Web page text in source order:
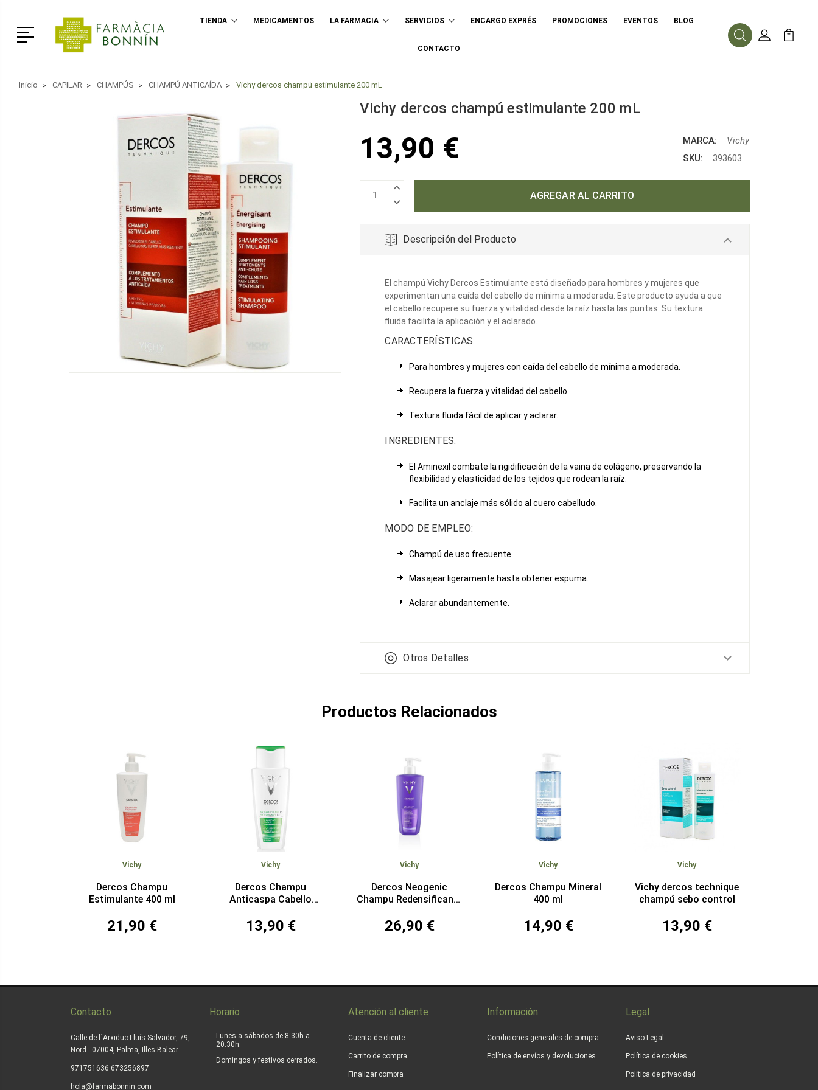
Menú
TIENDA MEDICAMENTOS LA FARMACIA SERVICIOS ENCARGO EXPRÉS PROMOCIONES EVENTOS BLOG
CONTACTO
BuscarMi Cuenta
Mi
Inicio CAPILAR CHAMPÚS CHAMPÚ ANTICAÍDA Vichy dercos champú estimulante 200 mL
Vichy dercos champú estimulante 200 mL
13,90 €
AUMENTAR
DISMINUIR
CANTIDAD:
MARCA:
Vichy
SKU:
393603
Descripción del Producto
El champú Vichy Dercos Estimulante está diseñado para hombres y mujeres que
experimentan una caída del cabello de mínima a moderada. Este producto ayuda a que
el cabello recupere su fuerza y vitalidad desde la raíz hasta las puntas. Su textura
fluida facilita la aplicación y el aclarado.
CARACTERÍSTICAS:
Para hombres y mujeres con caída del cabello de mínima a moderada.
Recupera la fuerza y vitalidad del cabello.
Textura fluida fácil de aplicar y aclarar.
INGREDIENTES:
El Aminexil combate la rigidificación de la vaina de colágeno, preservando la
flexibilidad y elasticidad de los tejidos que rodean la raíz.
Facilita un anclaje más sólido al cuero cabelludo.
MODO DE EMPLEO:
Champú de uso frecuente.
Masajear ligeramente hasta obtener espuma.
Aclarar abundantemente.
Otros Detalles
Productos Relacionados
Vichy
Dercos Champu
Estimulante 400 ml
21,90 €
Vichy
Dercos Champu
Anticaspa Cabello
13,90 €
Vichy
Dercos Neogenic
Champu Redensificante
26,90 €
Vichy
Dercos Champu Mineral
400 ml
14,90 €
Vichy
Vichy dercos technique
champú sebo control
13,90 €
Contacto
Calle de l´Arxiduc Lluís Salvador, 79,
Nord - 07004, Palma, Illes Balear
971751636 673256897
hola@farmabonnin.com
Horario
Lunes a sábados de 8:30h a
20:30h.
Domingos y festivos cerrados.
Atención al cliente
Cuenta de cliente
Carrito de compra
Finalizar compra
Información
Condiciones generales de compra
Política de envíos y devoluciones
Legal
Aviso Legal
Política de cookies
Política de privacidad